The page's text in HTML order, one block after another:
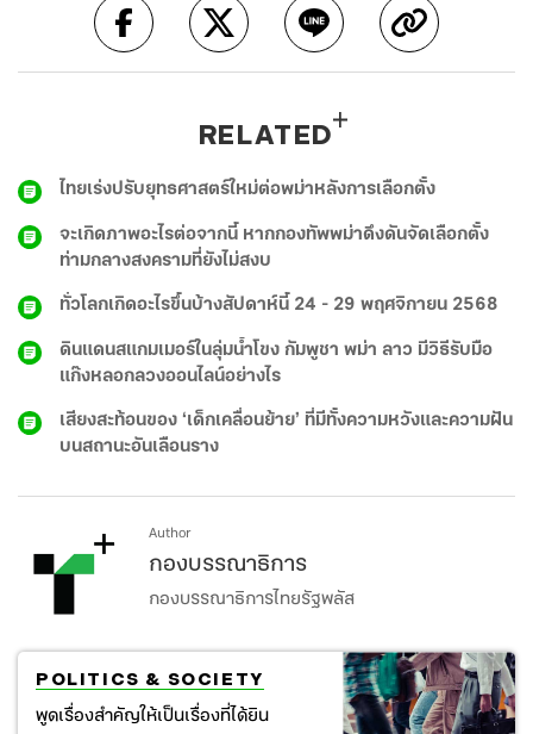
RELATED
ไทยเร่งปรับยุทธศาสตร์ใหม่ต่อพม่าหลังการเลือกตั้ง
จะเกิดภาพอะไรต่อจากนี้ หากกองทัพพม่าดึงดันจัดเลือกตั้ง
ท่ามกลางสงครามที่ยังไม่สงบ
ทั่วโลกเกิดอะไรขึ้นบ้างสัปดาห์นี้ 24 - 29 พฤศจิกายน 2568
ดินแดนสแกมเมอร์ในลุ่มน้ำโขง กัมพูชา พม่า ลาว มีวิธีรับมือ
แก๊งหลอกลวงออนไลน์อย่างไร
เสียงสะท้อนของ ‘เด็กเคลื่อนย้าย’ ที่มีทั้งความหวังและความฝัน
บนสถานะอันเลือนราง
Author
กองบรรณาธิการ
กองบรรณาธิการไทยรัฐพลัส
POLITICS & SOCIETY
พูดเรื่องสำคัญให้เป็นเรื่องที่ได้ยิน